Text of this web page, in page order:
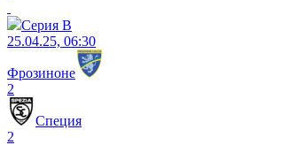
Серия B
25.04.25, 06:30
Фрозиноне
2
Специя
2